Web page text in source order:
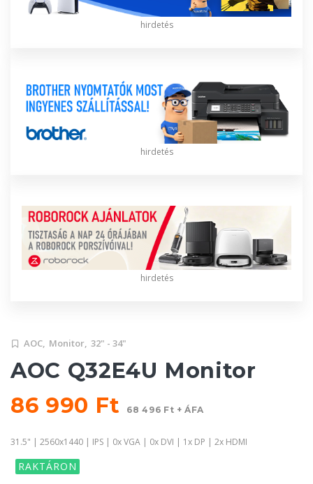
hirdetés
hirdetés
hirdetés
AOC, Monitor, 32" - 34"
AOC Q32E4U Monitor
86 990 Ft
68 496 Ft + ÁFA
31.5" | 2560x1440 | IPS | 0x VGA | 0x DVI | 1x DP | 2x HDMI
RAKTÁRON